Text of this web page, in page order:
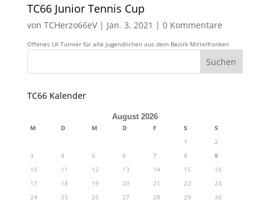
TC66 Junior Tennis Cup
von TCHerzo66eV| Jan. 3, 2021 | 0 Kommentare
Offenes LK Turnier für alle Jugendlichen aus dem Bezirk Mittelfranken
TC66 Kalender
August 2026
M D M D F S
S
1
2
3
4 5 6 7 8
9
10
11 12 13 14 15
16
17
18 19 20 21 22
23
24
25 26 27 28 29
30